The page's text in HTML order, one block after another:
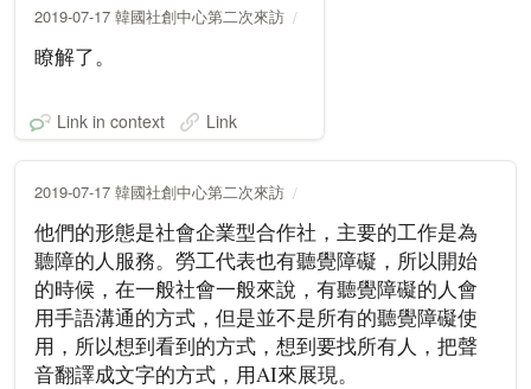
2019-07-17 韓國社創中心第二次來訪
瞭解了。
Link in context Link
2019-07-17 韓國社創中心第二次來訪
他們的形態是社會企業型合作社，主要的工作是為
聽障的人服務。勞工代表也有聽覺障礙，所以開始
的時候，在一般社會一般來說，有聽覺障礙的人會
用手語溝通的方式，但是並不是所有的聽覺障礙使
用，所以想到看到的方式，想到要找所有人，把聲
音翻譯成文字的方式，用AI來展現。